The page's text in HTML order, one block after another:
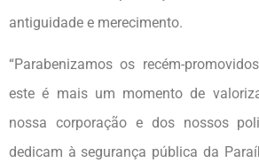
antiguidade e merecimento.
“Parabenizamos os recém-
este é mais um momento de
nossa corporação e dos nossos
dedicam à segurança pública da